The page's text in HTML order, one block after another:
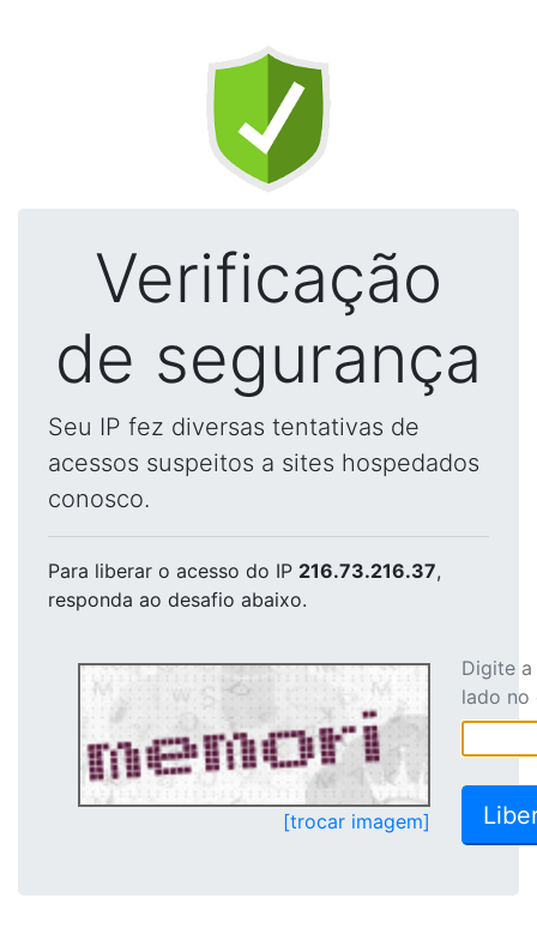
Verificação
de segurança
Seu IP fez diversas tentativas de
acessos suspeitos a sites hospedados
conosco.
Para liberar o acesso do IP 216.73.216.37,
responda ao desafio abaixo.
[trocar imagem]
Digite
lado no